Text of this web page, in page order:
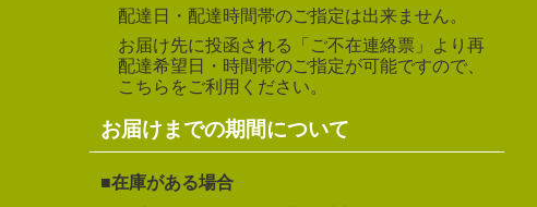
配達日・配達時間帯のご指定は出来ません。
お届け先に投函される「ご不在連絡票」より再
配達希望日・時間帯のご指定が可能ですので、
こちらをご利用ください。
お届けまでの期間について
在庫がある場合